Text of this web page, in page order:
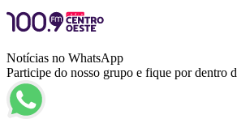
Notícias no WhatsApp
Participe do nosso grupo e fique por dentro